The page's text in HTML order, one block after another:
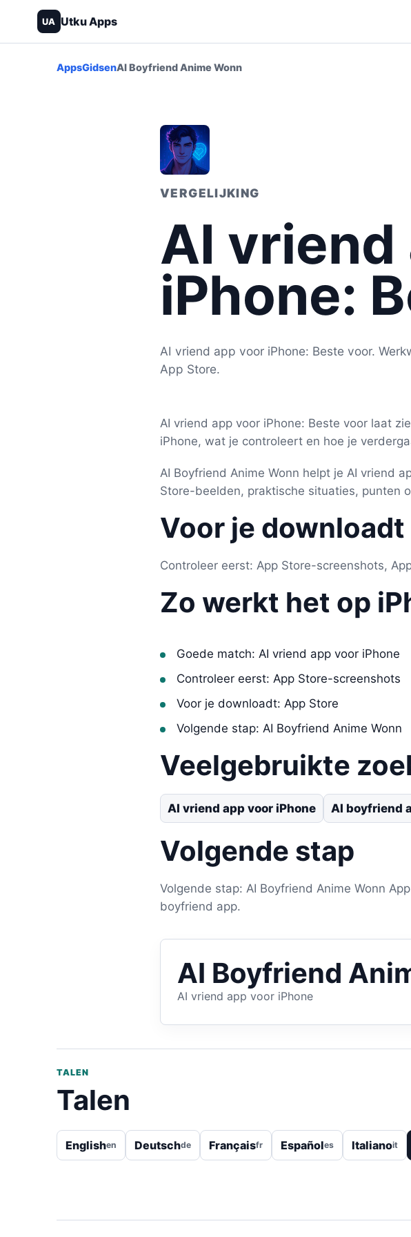
UA Utku Apps
AppsGidsenAI Boyfriend Anime Wonn
VERGELIJKING
AI
iPhone:
AI vriend app voor iPhone: Beste voor.
App Store.
AI vriend app voor iPhone: Beste voor laat
iPhone, wat je controleert en hoe je
AI Boyfriend Anime Wonn helpt je AI vriend
Store-beelden, praktische situaties, punten
Voor je downloadt
Controleer eerst: App Store-screenshots,
Zo werkt het op
Goede match: AI vriend app voor iPhone
Controleer eerst: App Store-screenshots
Voor je downloadt: App Store
Volgende stap: AI Boyfriend Anime Wonn
Veelgebruikte
AI vriend app voor iPhone AI boyfriend
Volgende stap
Volgende stap: AI Boyfriend Anime Wonn
boyfriend app.
AI Boyfriend
AI vriend app voor iPhone
TALEN
Talen
Englishen Deutschde Françaisfr Españoles Italianoit